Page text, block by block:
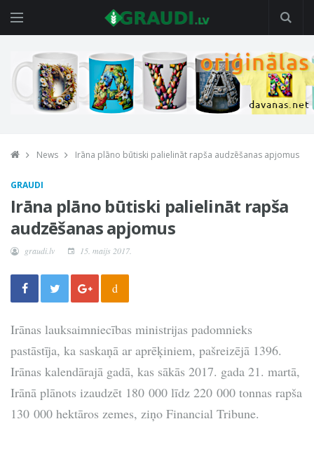
News Irāna plāno būtiski palielināt rapša audzēšanas apjomus
GRAUDI
Irāna plāno būtiski palielināt rapša
audzēšanas apjomus
graudi.lv 15. maijs 2017.
d
Irānas lauksaimniecības ministrijas padomnieks
pastāstīja, ka saskaņā ar aprēķiniem, pašreizējā 1396.
Irānas kalendārajā gadā, kas sākās 2017. gada 21. martā,
Irānā plānots izaudzēt 180 000 līdz 220 000 tonnas rapša
130 000 hektāros zemes, ziņo Financial Tribune.